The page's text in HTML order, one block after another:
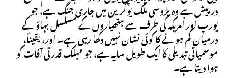
درپیش ہے وہ پڑوسی ملک یوکرین میں جاری جنگ ہے، جو
یورپ اور امریکہ کی طرف سے ہتھیاروں کے مسلسل بہاؤ کے
درمیان کم ہونے کا کوئی نشان نہیں دکھا رہی ہے۔ اور، یقیناً،
موسمیاتی تبدیلی کا ایک طویل سایہ ہے، جو مہلک قدرتی آفات کو
ہوا دیتا ہے۔